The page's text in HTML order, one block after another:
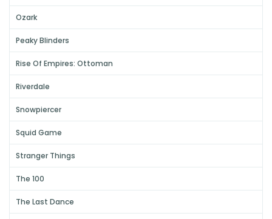
Ozark
Peaky Blinders
Rise Of Empires: Ottoman
Riverdale
Snowpiercer
Squid Game
Stranger Things
The 100
The Last Dance